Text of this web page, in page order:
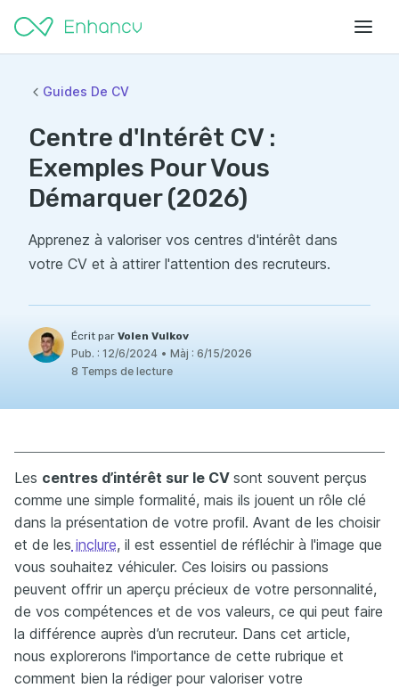
Guides De CV
Centre d'Intérêt CV :
Exemples Pour Vous
Démarquer (2026)
Apprenez à valoriser vos centres d'intérêt dans
votre CV et à attirer l'attention des recruteurs.
Écrit par Volen Vulkov
Pub. : 12/6/2024 • Màj : 6/15/2026
8 Temps de lecture
Les centres d’intérêt sur le CV sont souvent perçus
comme une simple formalité, mais ils jouent un rôle clé
dans la présentation de votre profil. Avant de les choisir
et de les inclure, il est essentiel de réfléchir à l'image que
vous souhaitez véhiculer. Ces loisirs ou passions
peuvent offrir un aperçu précieux de votre personnalité,
de vos compétences et de vos valeurs, ce qui peut faire
la différence auprès d’un recruteur. Dans cet article,
nous explorerons l'importance de cette rubrique et
comment bien la rédiger pour valoriser votre